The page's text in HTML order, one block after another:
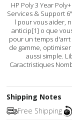
HP Poly 3 Year
Services & Support
l pour vous aider,
anticip[1] o que
pour un temps d'arrt
de gamme,
aussi simple.
Caractristiques
Shipping Notes
Free Shipping